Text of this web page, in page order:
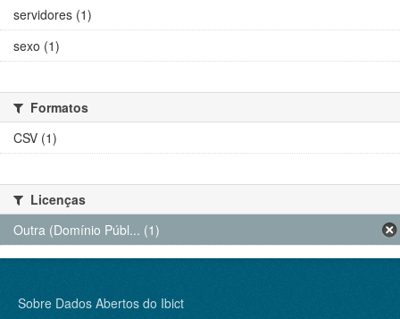
servidores (1)
sexo (1)
Formatos
CSV (1)
Licenças
Outra (Domínio Públ... (1)
Sobre Dados Abertos do Ibict